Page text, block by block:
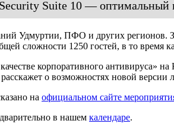
Suite 10 — оптимальный
Удмуртии, ПФО и других регионов.
сложности 1250 гостей, в то время
корпоративного антивируса»
о возможностях новой версии
на официальном сайте
в нашем календаре.